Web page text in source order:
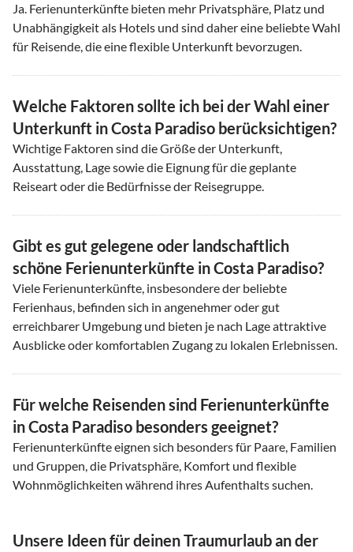
Ja. Ferienunterkünfte bieten mehr Privatsphäre, Platz und
Unabhängigkeit als Hotels und sind daher eine beliebte Wahl
für Reisende, die eine flexible Unterkunft bevorzugen.
Welche Faktoren sollte ich bei der Wahl einer
Unterkunft in Costa Paradiso berücksichtigen?
Wichtige Faktoren sind die Größe der Unterkunft,
Ausstattung, Lage sowie die Eignung für die geplante
Reiseart oder die Bedürfnisse der Reisegruppe.
Gibt es gut gelegene oder landschaftlich
schöne Ferienunterkünfte in Costa Paradiso?
Viele Ferienunterkünfte, insbesondere der beliebte
Ferienhaus, befinden sich in angenehmer oder gut
erreichbarer Umgebung und bieten je nach Lage attraktive
Ausblicke oder komfortablen Zugang zu lokalen Erlebnissen.
Für welche Reisenden sind Ferienunterkünfte
in Costa Paradiso besonders geeignet?
Ferienunterkünfte eignen sich besonders für Paare, Familien
und Gruppen, die Privatsphäre, Komfort und flexible
Wohnmöglichkeiten während ihres Aufenthalts suchen.
Unsere Ideen für deinen Traumurlaub an der